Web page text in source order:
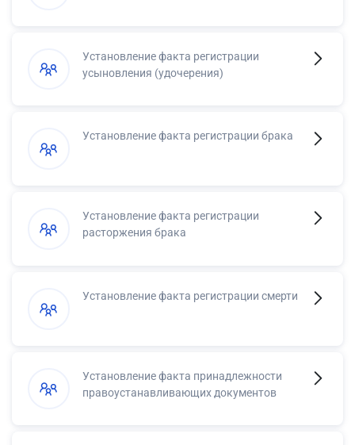
Установление факта регистрации
усыновления (удочерения)
Установление факта регистрации брака
Установление факта регистрации
расторжения брака
Установление факта регистрации смерти
Установление факта принадлежности
правоустанавливающих документов